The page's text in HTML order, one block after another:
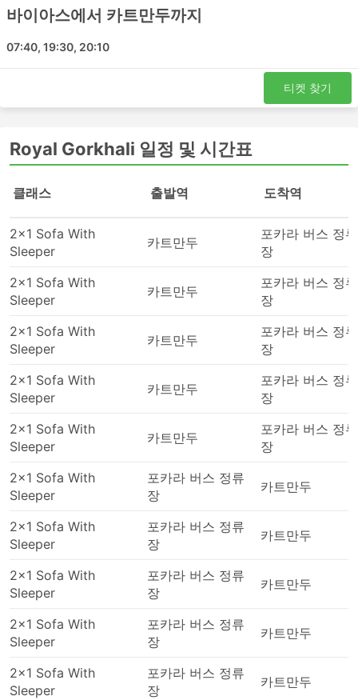
하세요. 가격은 항상 주행 거리와 버스 유형에 따라 다릅니
다. 일부 단거리 여행의 경우, 일반 버스로 여행하는 데 소요
되는 시간을 두 배로 절약할 수 있으므로 추가 비용을 투자
버스는 기차나 비행기로 갈 수 없는 여행지로 가는 최
포괄하며 버스 노선은 잘 정립되어 있습니다.
타는 것은 버스 정류장에 미리 도착할 필요가 없습니
다. 국제선에서도 체크인에 많은 시간이 걸리지 않습
화적이며 한도가 설정되어 있는 경우 추가 수하물에
대한 요금은 일반적으로 그리 높지 않습니다.
버스 티켓은 항공 또는 고속 열차 티켓에 비해 더 저렴
할 수 있습니다. 여행자들은 다양한 예산의 좌석을 선
택할 수 있습니다. 더 저렴한 표준 옵션은 약간 느릴
수 있고 최고의 편안함을 제공하지는 않지만 견딜만하
며 목적지까지 데려다줍니다. 장거리 노선을 이용할
때로는 세면 도구와 담요가 거의 포함됩니다.
더 많은 비용을 지출할 준비가 되셨다면 일부 VIP 버
승객 및 기타 여러 특별 서비스를 갖춘 비행기의 비즈
니스 클래스에 버금가는 좌석을 제공하여 즐거운 여행
을 만들어 드립니다.
버스 여행 단점
새로생긴 시외 버스 터미널은 버스가 도시 혼잡을 피
치하는 경우가 많습니다. 불행히도 여행자에게도 추가
적인 어려움이 생길 수 있습니다.이러한 터미널로 가
는 것이 어려울 수 있습니다. 일부 목적지에서는 터미
널에 들어갈 수 있는 차량에 대한 제한이 있으며 거기
바이아스에서 카트만두까지
07:40, 19:30, 20:10
티켓 찾기
Royal Gorkhali 일정 및 시간표
클래스 출발역 도착역
2x1 Sofa With
Sleeper
카트만두
포카라 버스 정류
장
2x1 Sofa With
Sleeper
카트만두
포카라 버스 정류
장
2x1 Sofa With
Sleeper
카트만두
포카라 버스 정류
장
2x1 Sofa With
Sleeper
카트만두
포카라 버스 정류
장
2x1 Sofa With
Sleeper
카트만두
포카라 버스 정류
장
2x1 Sofa With
Sleeper
포카라 버스 정류
장
카트만두
2x1 Sofa With
Sleeper
포카라 버스 정류
장
카트만두
2x1 Sofa With
Sleeper
포카라 버스 정류
장
카트만두
2x1 Sofa With
Sleeper
포카라 버스 정류
장
카트만두
2x1 Sofa With
Sleeper
포카라 버스 정류
장
카트만두